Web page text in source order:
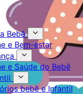
Bebê
e Bem-estar
e Saúde do Bebê
bebê e Infantil